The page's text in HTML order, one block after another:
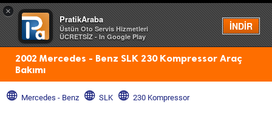
×
PratikAraba
Üstün Oto Servis Hizmetleri
ÜCRETSİZ - In Google Play
İNDİR
Menü
2002 Mercedes - Benz SLK 230 Kompressor Araç
Bakımı
Mercedes - Benz SLK 230 Kompressor